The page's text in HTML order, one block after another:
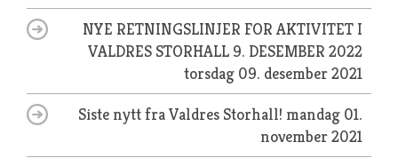
NYE RETNINGSLINJER FOR AKTIVITET I
VALDRES STORHALL 9. DESEMBER 2022
torsdag 09. desember 2021
Siste nytt fra Valdres Storhall! mandag 01.
november 2021